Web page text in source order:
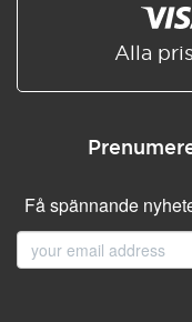
Alla
Få spännande